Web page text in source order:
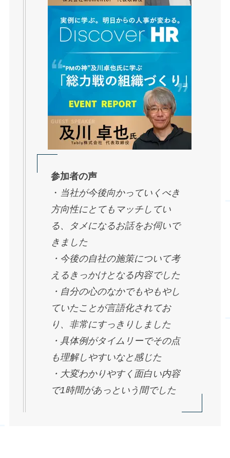
参加者の声
・ 当社が今後向かっていくべき
方向性にとてもマッチしてい
る、タメになるお話をお伺いで
きました
・今後の自社の施策について考
えるきっかけとなる内容でした
・自分の心のなかでもやもやし
ていたことが言語化されてお
り、非常にすっきりしました
・具体例がタイムリーでその点
も理解しやすいなと感じた
・大変わかりやすく面白い内容
で1時間があっという間でした